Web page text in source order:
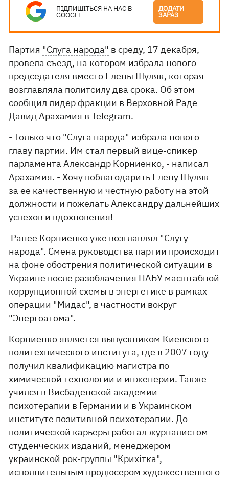
ПІДПИШІТЬСЯ НА НАС В
GOOGLE
ДОДАТИ
ЗАРАЗ
Партия "Слуга народа" в среду, 17 декабря,
провела съезд, на котором избрала нового
председателя вместо Елены Шуляк, которая
возглавляла политсилу два срока. Об этом
сообщил лидер фракции в Верховной Раде
Давид Арахамия в Telegram.
- Только что "Слуга народа" избрала нового
главу партии. Им стал первый вице-спикер
парламента Александр Корниенко, - написал
Арахамия. - Хочу поблагодарить Елену Шуляк
за ее качественную и честную работу на этой
должности и пожелать Александру дальнейших
успехов и вдохновения!
Ранее Корниенко уже возглавлял "Слугу
народа". Смена руководства партии происходит
на фоне обострения политической ситуации в
Украине после разоблачения НАБУ масштабной
коррупционной схемы в энергетике в рамках
операции "Мидас", в частности вокруг
"Энергоатома".
Корниенко является выпускником Киевского
политехнического института, где в 2007 году
получил квалификацию магистра по
химической технологии и инженерии. Также
учился в Висбаденской академии
психотерапии в Германии и в Украинском
институте позитивной психотерапии. До
политической карьеры работал журналистом
студенческих изданий, менеджером
украинской рок-группы "Крихітка",
исполнительным продюсером художественного